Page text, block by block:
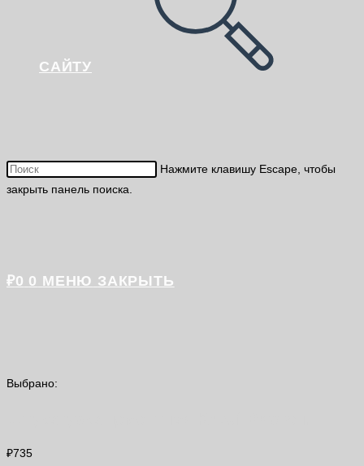
САЙТУ
Нажмите клавишу Escape, чтобы
закрыть панель поиска.
₽0 0 МЕНЮ ЗАКРЫТЬ
Выбрано:
₽735